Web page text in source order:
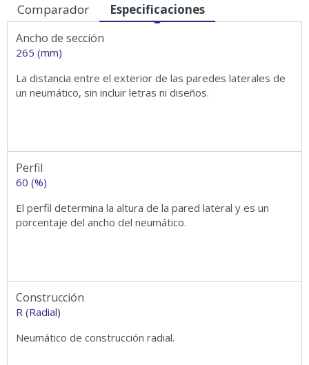
Medidas
Comparador Especificaciones
Ancho de sección
265 (mm)
La distancia entre el exterior de las paredes laterales de
un neumático, sin incluir letras ni diseños.
Perfil
60 (%)
El perfil determina la altura de la pared lateral y es un
porcentaje del ancho del neumático.
Construcción
R (Radial)
Neumático de construcción radial.